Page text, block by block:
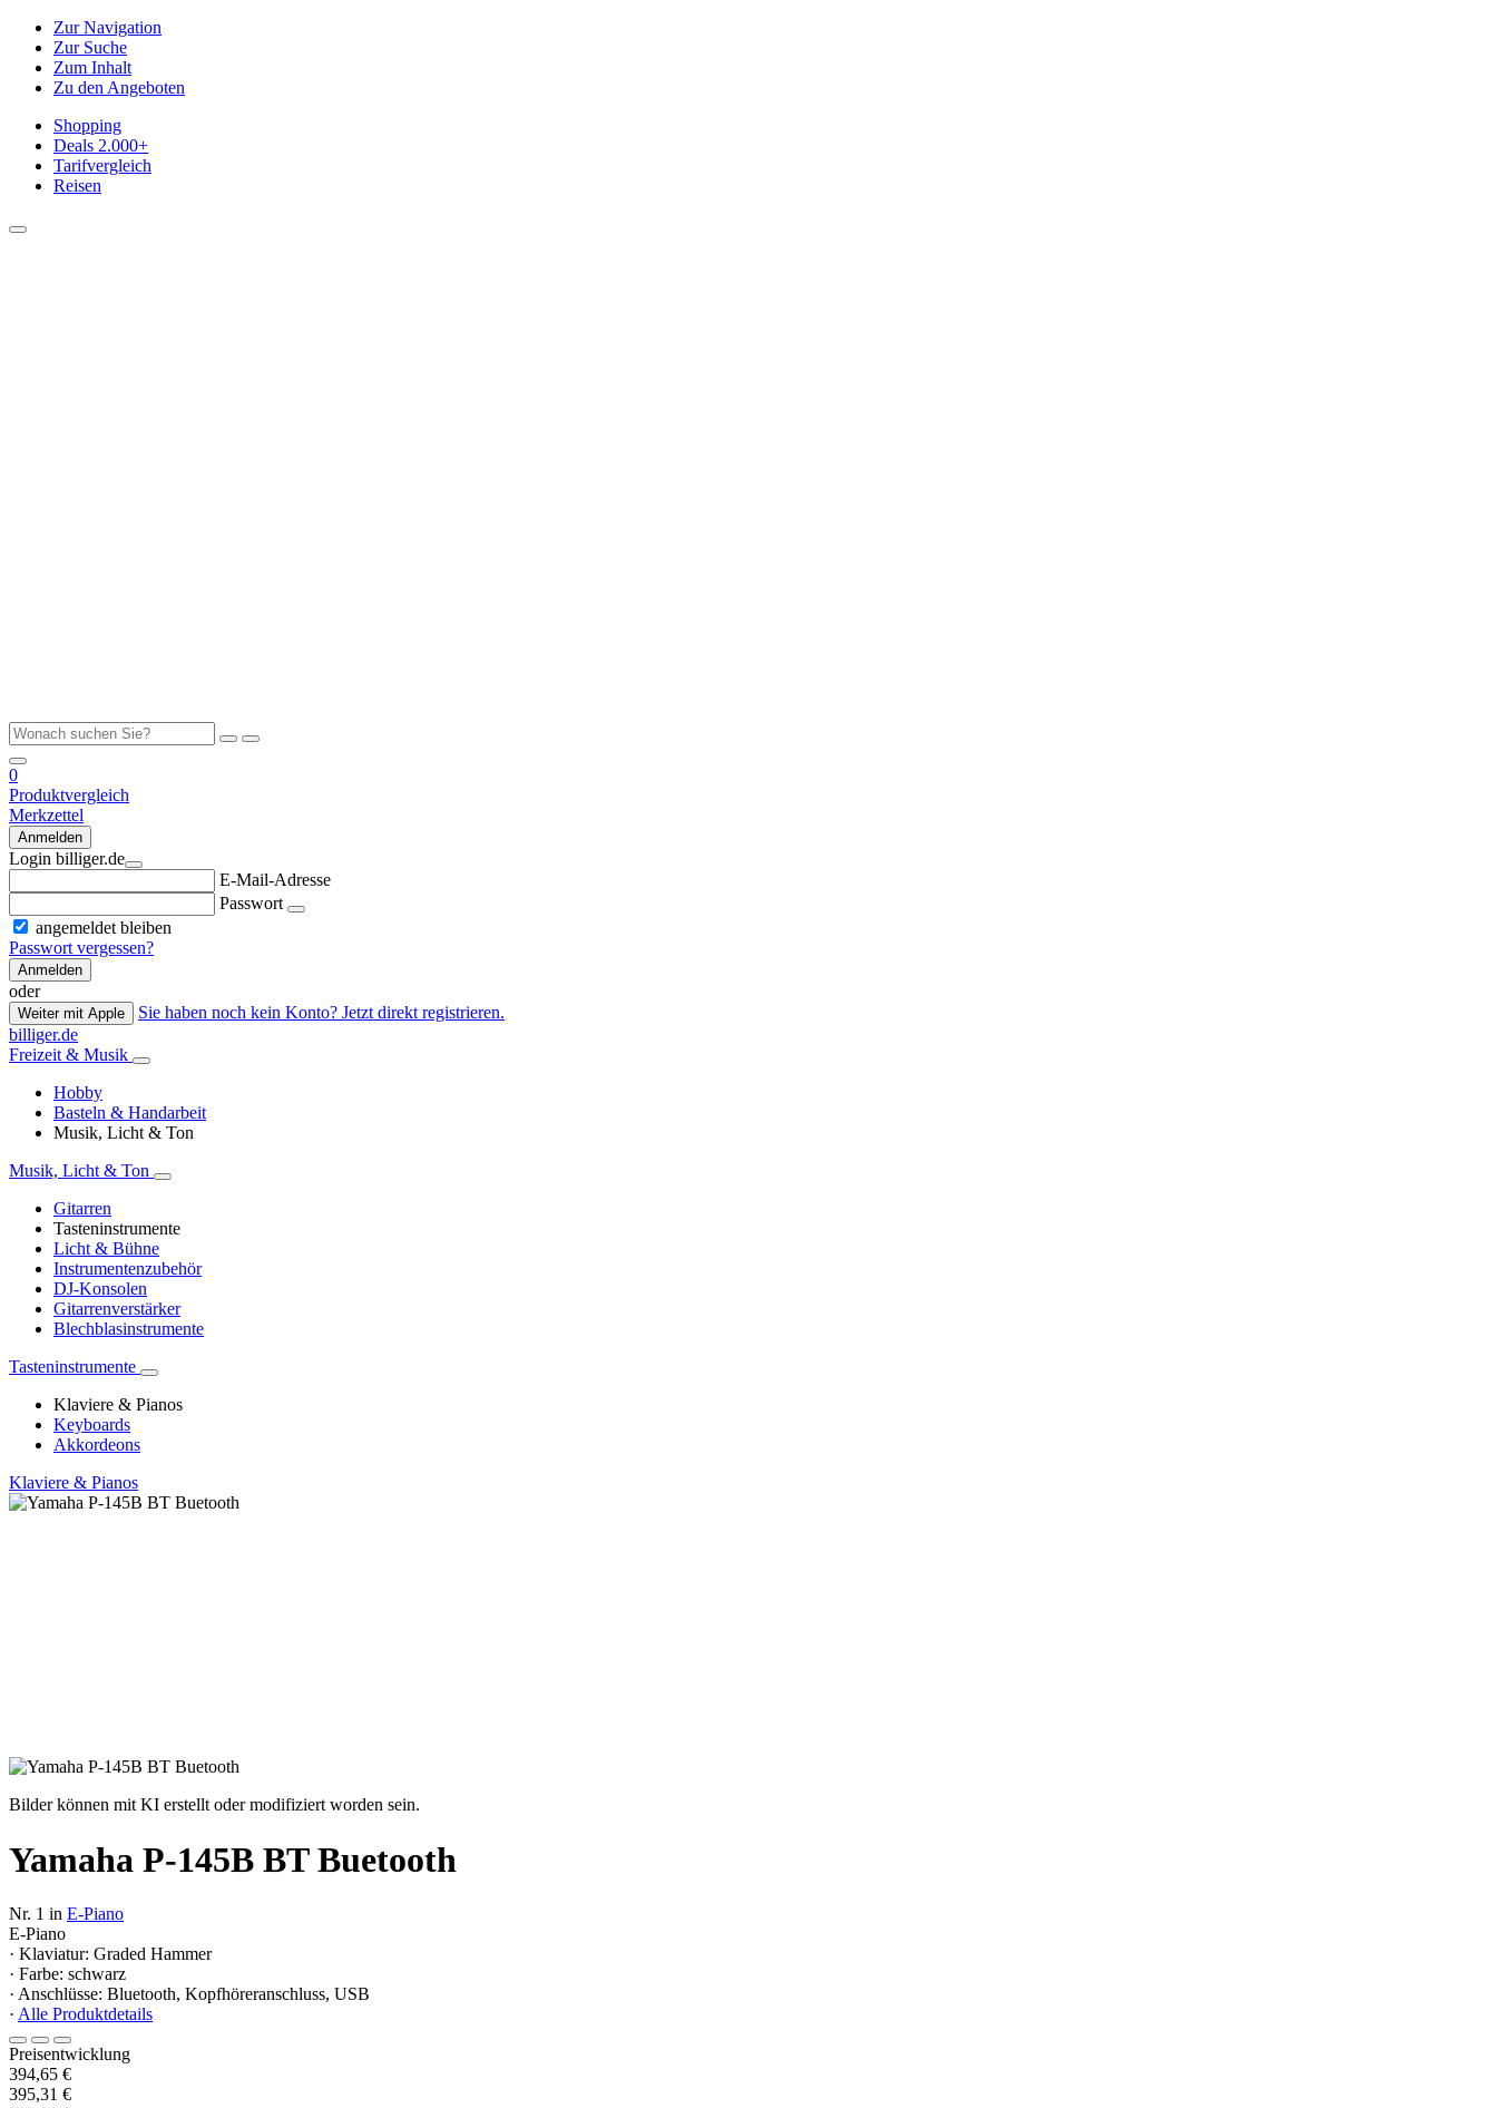
Zur Navigation
Zur Suche
Zum Inhalt
Zu den Angeboten
Shopping
Deals 2.000+
Tarifvergleich
Reisen
0
Produktvergleich
Merkzettel
Anmelden
Login billiger.de
E-Mail-Adresse
Passwort
angemeldet bleiben
Passwort vergessen?
Anmelden
oder
Weiter mit Apple
Sie haben noch kein Konto? Jetzt direkt registrieren.
billiger.de
Freizeit & Musik
Hobby
Basteln & Handarbeit
Musik, Licht & Ton
Musik, Licht & Ton
Gitarren
Tasteninstrumente
Licht & Bühne
Instrumentenzubehör
DJ-Konsolen
Gitarrenverstärker
Blechblasinstrumente
Tasteninstrumente
Klaviere & Pianos
Keyboards
Akkordeons
Klaviere & Pianos
Bilder können mit KI erstellt oder modifiziert worden sein.
Yamaha P-145B BT Buetooth
Nr. 1 in E-Piano
E-Piano
· Klaviatur: Graded Hammer
· Farbe: schwarz
· Anschlüsse: Bluetooth, Kopfhöreranschluss, USB
· Alle Produktdetails
Preisentwicklung
394,65 €
395,31 €